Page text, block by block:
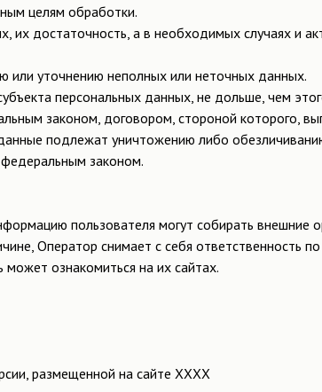
целям обработки.
достаточность, а в необходимых случаях и
или уточнению неполных или неточных данных.
персональных данных, не дольше, чем
законом, договором, стороной которого,
подлежат уничтожению либо
законом.
пользователя могут собирать внешние
Оператор снимает с себя ответственность
ознакомиться на их сайтах.
размещенной на сайте ХХХХ